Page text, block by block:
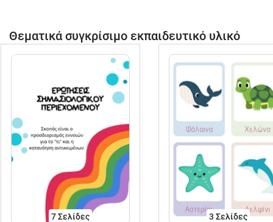
Θεματικά συγκρίσιμο εκπαιδευτικό υλικό
7Σελίδες 3 Σελίδες